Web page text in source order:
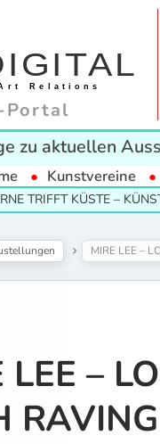
Portal
zu aktuellen
Kunstvereine
– KÜNSTLERISCHE
MIRE LEE –
LEE –